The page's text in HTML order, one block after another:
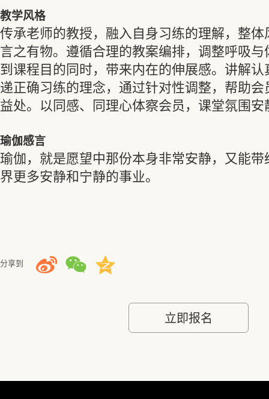
教学风格
传承老师的教授，融入自身习练的理解，整
言之有物。遵循合理的教案编排，调整呼吸
到课程目的同时，带来内在的伸展感。讲解
递正确习练的理念，通过针对性调整，帮助
益处。以同感、同理心体察会员，课堂氛围
瑜伽感言
瑜伽，就是愿望中那份本身非常安静，又能
界更多安静和宁静的事业。
分享到
立即报名